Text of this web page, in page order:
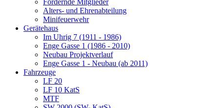
Fördernde Mitglieder
Alters- und Ehrenabteilung
Minifeuerwehr
Gerätehaus
Im Uhrig 7 (1911 - 1986)
Enge Gasse 1 (1986 - 2010)
Neubau Projektverlauf
Enge Gasse 1 - Neubau (ab 2011)
Fahrzeuge
LF 20
LF 10 KatS
MTF